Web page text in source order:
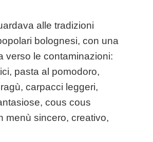
alle tradizioni
bolognesi, con una
verso le contaminazioni:
pasta al pomodoro,
carpacci leggeri,
cous cous
menù sincero, creativo,